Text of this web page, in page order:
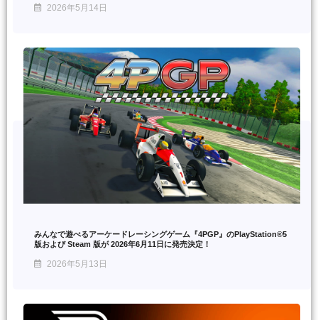
2026年5月14日
みんなで遊べるアーケードレーシングゲーム『4PGP』のPlayStation®5
版および Steam 版が 2026年6月11日に発売決定！
2026年5月13日